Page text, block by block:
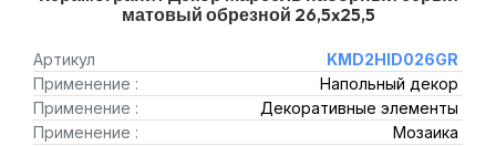
матовый обрезной 26,5x25,5
Артикул
KMD2HID026GR
Применение :
Напольный декор
Применение :
Декоративные элементы
Применение :
Мозаика